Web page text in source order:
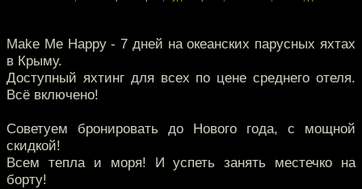
Make Me Happy - 7 дней на океанских парусных яхтах
в Крыму.
Доступный яхтинг для всех по цене среднего отеля.
Всё включено!
Советуем бронировать до Нового года, с мощной
скидкой!
Всем тепла и моря! И успеть занять местечко на
борту!